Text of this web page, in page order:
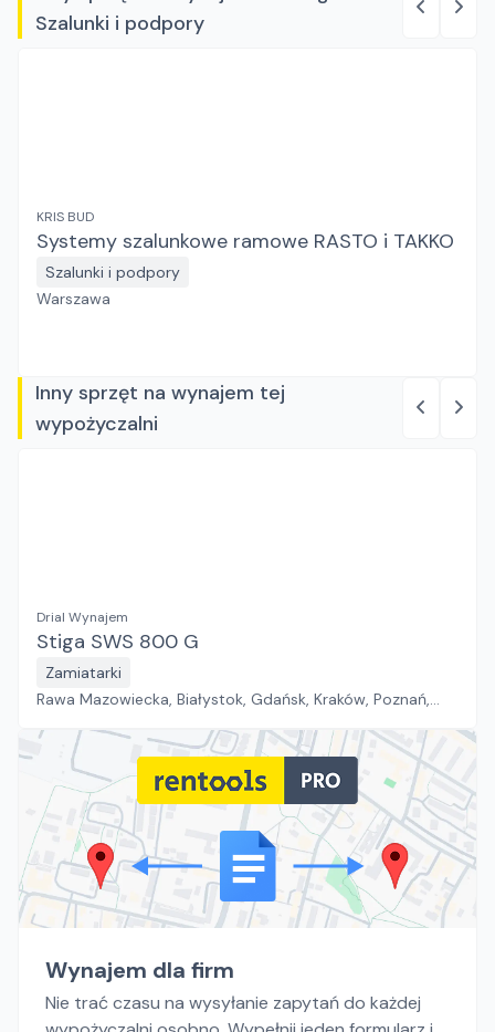
Szalunki i podpory
KRIS BUD
Systemy szalunkowe ramowe RASTO i TAKKO
Szalunki i podpory
Warszawa
Inny sprzęt na wynajem tej
wypożyczalni
Drial Wynajem
Stiga SWS 800 G
Zamiatarki
Rawa Mazowiecka, Białystok, Gdańsk, Kraków, Poznań,
Płock, Jawor, Pabianice, Suchy Las, Zielona Góra
Wynajem dla firm
Nie trać czasu na wysyłanie zapytań do każdej